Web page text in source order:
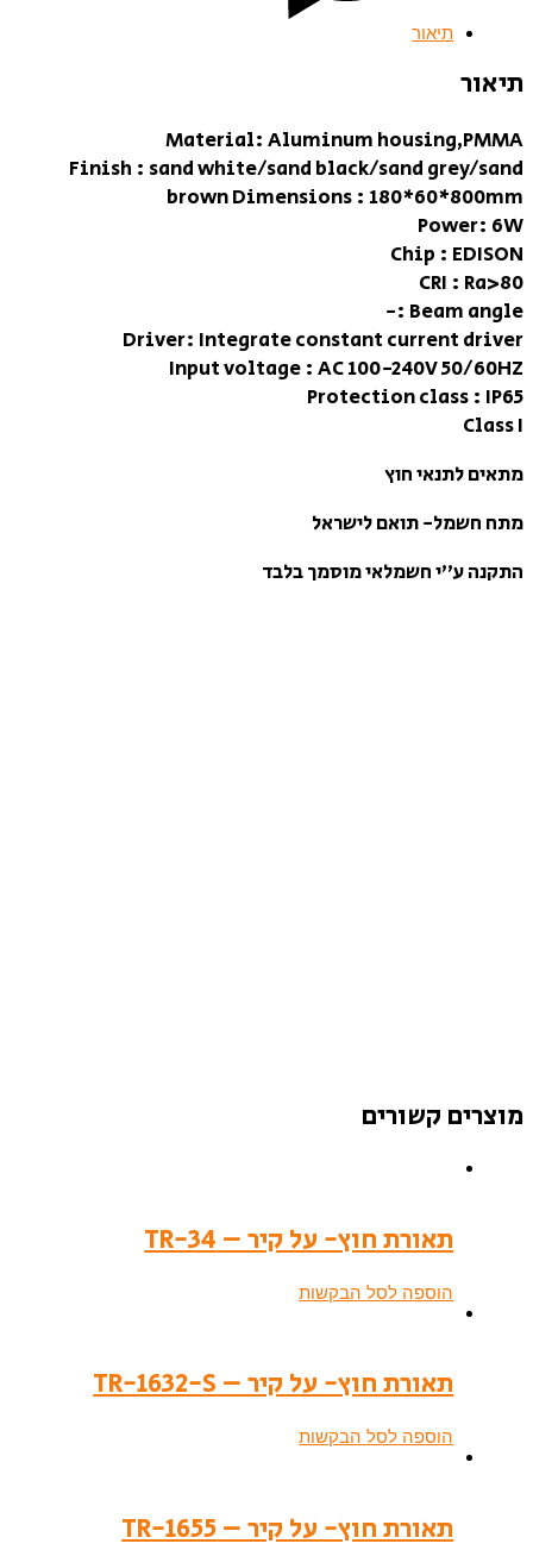
תיאור
תיאור
Material: Aluminum housing,PMMA
Finish : sand white/sand black/sand grey/sand
brown Dimensions : 180*60*800mm
Power: 6W
Chip : EDISON
CRI : Ra>80
Beam angle :-
Driver: Integrate constant current driver
Input voltage : AC 100-240V 50/60HZ
Protection class : IP65
Class I
מתאים לתנאי חוץ
מתח חשמל- תואם לישראל
התקנה ע”י חשמלאי מוסמך בלבד
מוצרים קשורים
תאורת חוץ- על קיר – TR-34
הוספה לסל הבקשות
תאורת חוץ- על קיר – TR-1632-S
הוספה לסל הבקשות
תאורת חוץ- על קיר – TR-1655